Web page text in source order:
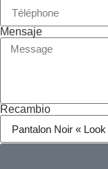
Mensaje
Recambio